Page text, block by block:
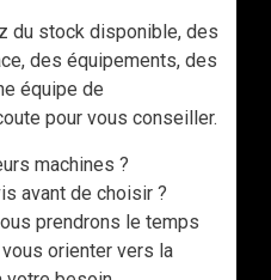
ET EPI
PANTALONS,
du stock disponible, des
des équipements, des
équipe de
pour vous conseiller.
machines ?
avant de choisir ?
prendrons le temps
orienter vers la